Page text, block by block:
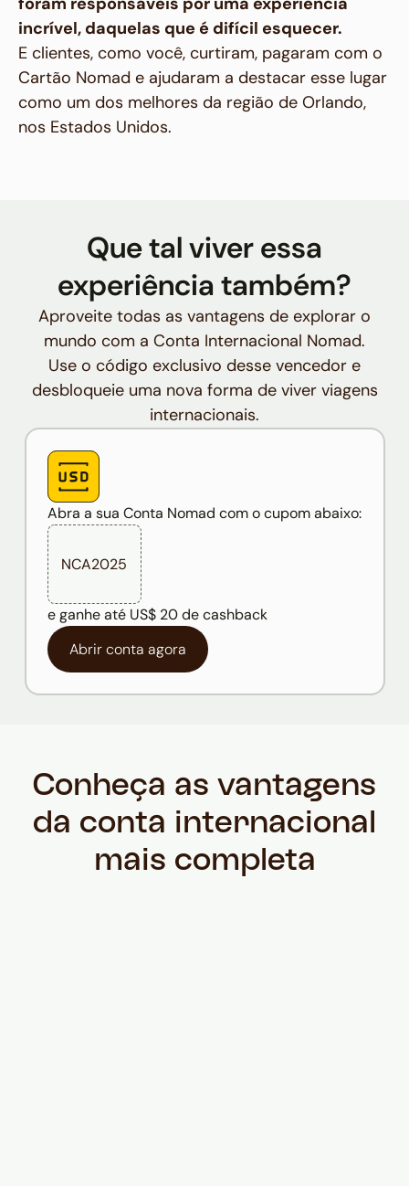
incrível, daquelas que é difícil esquecer.
E clientes, como você, curtiram, pagaram com o
Cartão Nomad e ajudaram a destacar esse lugar
como um dos melhores da região de Orlando,
nos Estados Unidos.
Que tal viver essa
experiência também?
Aproveite todas as vantagens de explorar o
mundo com a Conta Internacional Nomad.
Use o código exclusivo desse vencedor e
desbloqueie uma nova forma de viver viagens
internacionais.
Abra a sua Conta Nomad com o cupom abaixo:
NCA2025
e ganhe até US$ 20 de cashback
Abrir conta agora
Conheça as vantagens
da conta internacional
mais completa